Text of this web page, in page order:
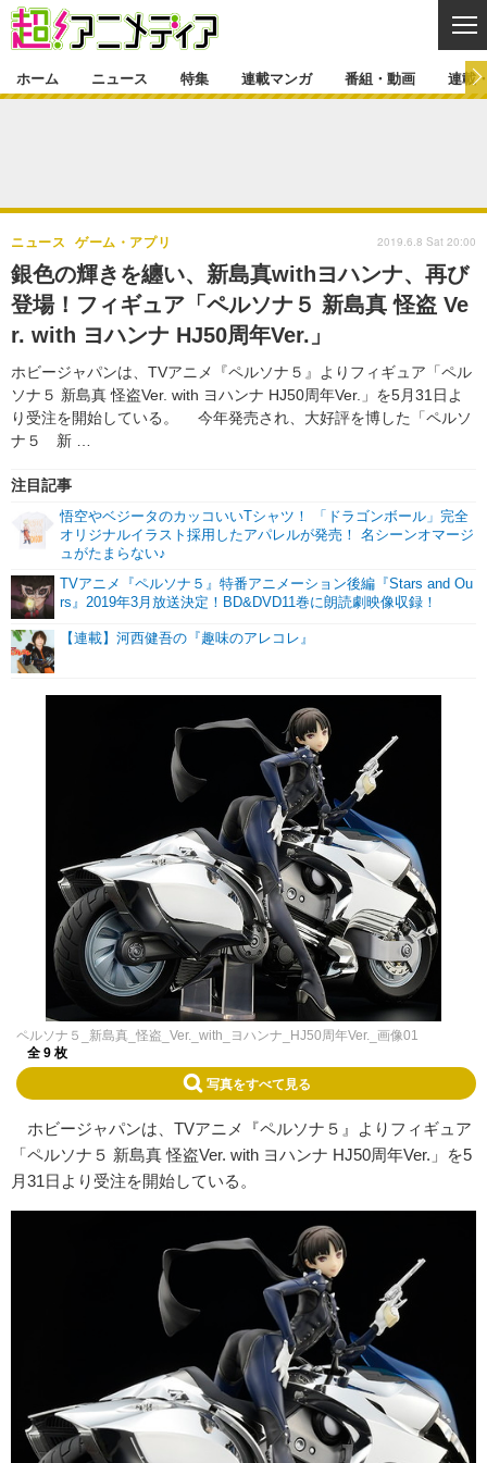
ゲーム・アプリ マンガ
グッズ イベント
声優
舞台 新帝スタ
特集一覧 カバー
ラキりす
連載マンガ
連載マンガ一覧
番組・動画
番組・動画一覧 ラジオ
動画
連載・ブログ
連載・ブログ一覧
編集部ブログ・お知らせ
ホーム ニュース 特集 連載マンガ 番組・動画 連載
銀色の輝きを纏い、新島真withヨハンナ、再び
登場！フィギュア「ペルソナ５ 新島真 怪盗 Ve
r. with ヨハンナ HJ50周年Ver.」
ホビージャパンは、TVアニメ『ペルソナ５』よりフィギュア「ペル
ソナ５ 新島真 怪盗Ver. with ヨハンナ HJ50周年Ver.」を5月31日よ
り受注を開始している。 今年発売され、大好評を博した「ペルソ
ナ５ 新 …
ニュース ゲーム・アプリ
注目記事
悟空やベジータのカッコいいTシャツ！ 「ドラゴンボール」完全
オリジナルイラスト採用したアパレルが発売！ 名シーンオマージ
ュがたまらない♪
TVアニメ『ペルソナ５』特番アニメーション後編『Stars and Ou
rs』2019年3月放送決定！BD&DVD11巻に朗読劇映像収録！
【連載】河西健吾の『趣味のアレコレ』
2019.6.8 Sat 20:00
ペルソナ５_新島真_怪盗_Ver._with_ヨハンナ_HJ50周年Ver._画像01
全 9 枚
写真をすべて見る
ホビージャパンは、TVアニメ『ペルソナ５』よりフィギュア
「ペルソナ５ 新島真 怪盗Ver. with ヨハンナ HJ50周年Ver.」を5
月31日より受注を開始している。